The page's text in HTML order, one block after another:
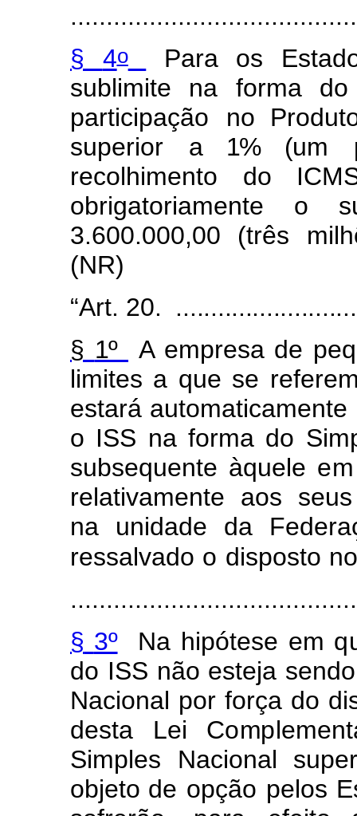
§
4o Para os
sublimite na forma
participação no
superior a 1% (um
recolhimento do
obrigatoriamente
o
3.600.000,00 (três mil
(NR)
“Art. 20.
§ 1º A empresa de peq
limites a que se ref
estará automaticamente
o ISS na forma do Sim
subsequente àquele e
relativamente aos seus
na
unidade
da
ressalvado o disposto
§ 3º Na hipótese em q
do ISS não esteja sendo
Nacional por força do
desta
Lei Complem
Simples Nacional su
objeto de opção pelos E